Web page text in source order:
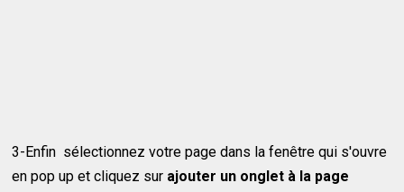
3-Enfin sélectionnez votre page dans la fenêtre qui s'ouvre
en pop up et cliquez sur ajouter un onglet à la page